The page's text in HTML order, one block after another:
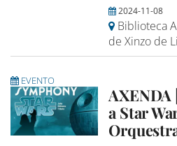
2024-11-08
Biblioteca
de Xinzo de
EVENTO
a Star